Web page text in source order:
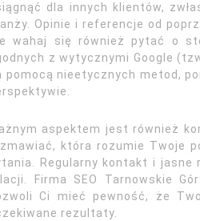
dla innych klientów,
Opinie i referencje od
wahaj się również pytać o
z wytycznymi Google
pomocą nieetycznych metod,
aspektem jest również
która rozumie Twoje
Regularny kontakt i jasne
Firma SEO Tarnowskie
Ci mieć pewność, że
rezultaty.